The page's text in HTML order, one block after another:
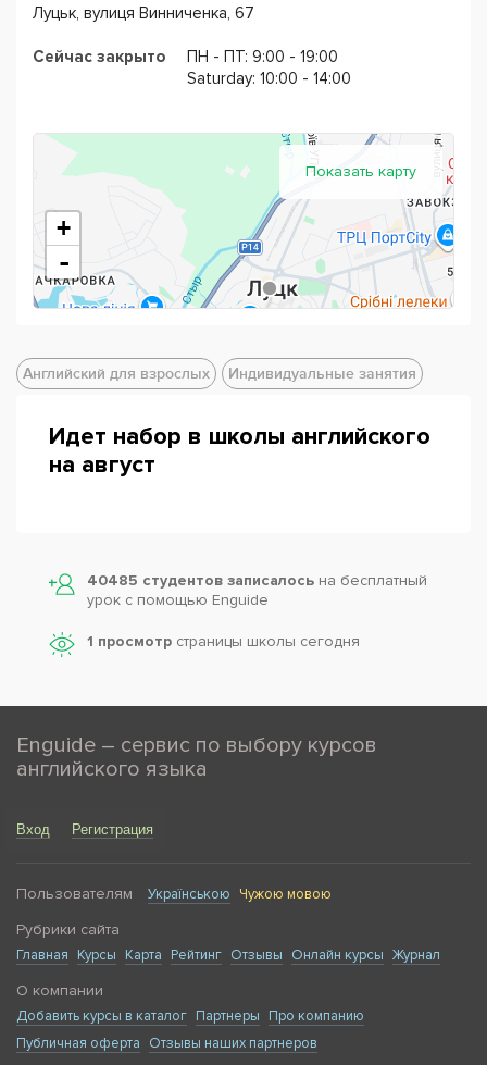
Луцьк, вулиця Винниченка, 67
Сейчас закрыто
ПН - ПТ: 9:00 - 19:00
Saturday: 10:00 - 14:00
Показать карту
+
-
Английский для взрослых Индивидуальные занятия
Идет набор в школы английского
на август
40485 студентов записалось на бесплатный
урок с помощью Enguide
1 просмотр страницы школы сегодня
Enguide – сервис по выбору курсов
английского языка
Вход Регистрация
Пользователям Українською Чужою мовою
Рубрики сайта
Главная Курсы Карта Рейтинг Отзывы Онлайн курсы Журнал
О компании
Добавить курсы в каталог Партнеры
Про компанию
Публичная оферта
Отзывы наших партнеров